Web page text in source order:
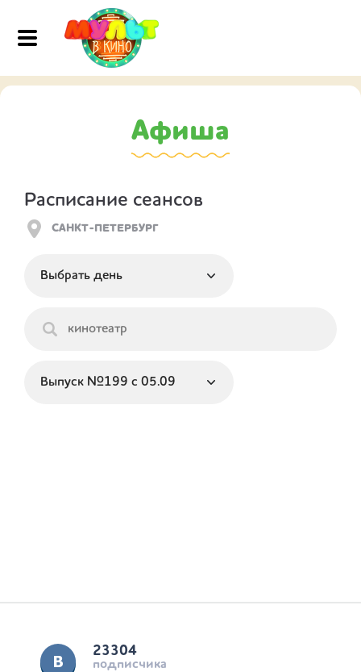
Афиша
Расписание сеансов
23304
подписчика